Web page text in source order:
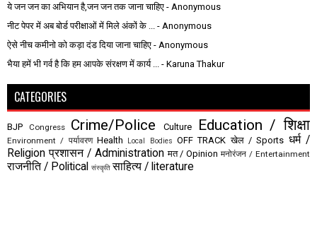
ये जन जन का अभियान है,जन जन तक जाना चाहिए - Anonymous
नीट पेपर में अब बोर्ड परीक्षाओं में मिले अंकों के ...
- Anonymous
ऐसे नीच कमीनो को कड़ा दंड दिया जाना चाहिए - Anonymous
भैया हमें भी गर्व है कि हम आपके संरक्षण में कार्य ...
- Karuna Thakur
CATEGORIES
BJP Congress Crime/Police Culture Education / शिक्षा
Environment / पर्यावरण Health Local Bodies OFF TRACK खेल / Sports धर्म /
Religion प्रशासन / Administration मत / Opinion मनोरंजन / Entertainment
राजनीति / Political संस्कृति साहित्य / literature